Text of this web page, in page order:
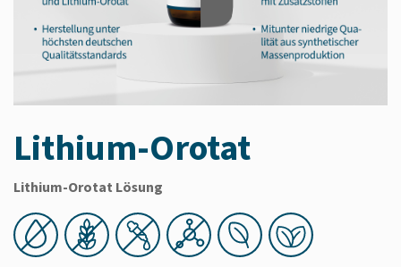
Lithium-Orotat
Lithium-Orotat Lösung